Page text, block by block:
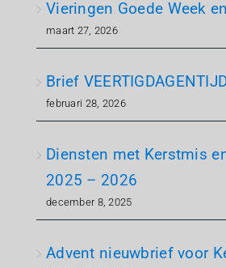
Vieringen Goede Week
maart 27, 2026
Brief
februari 28, 2026
Diensten met Kerstmis
2025 – 2026
december 8, 2025
Advent nieuwbrief voor